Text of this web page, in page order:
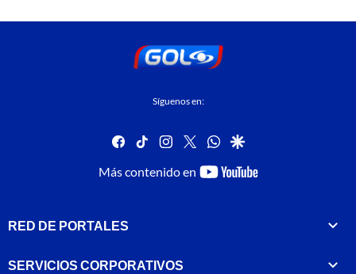
Síguenos en:
facebook
tiktok instagram
twitterwhatsapp
google
Más contenido en
youtube-
RED DE PORTALES
SERVICIOS CORPORATIVOS